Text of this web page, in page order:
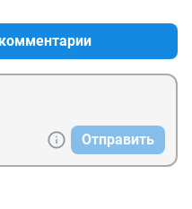
Отправить